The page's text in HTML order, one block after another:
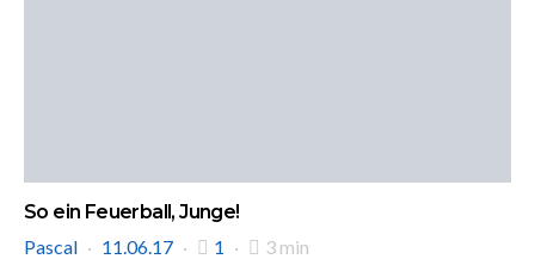
So ein Feuerball, Junge!
Pascal
11.06.17 1 3 min